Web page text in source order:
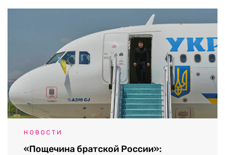
НОВОСТИ
«Пощечина братской России»: